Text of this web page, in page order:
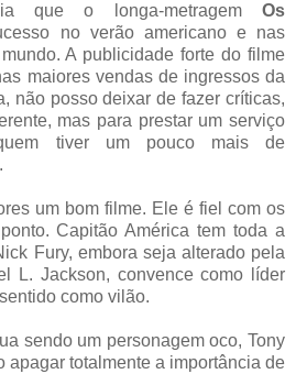
que o longa-metragem Os
no verão americano e nas
A publicidade forte do filme
maiores vendas de ingressos da
não posso deixar de fazer críticas,
mas para prestar um serviço
tiver um pouco mais de
um bom filme. Ele é fiel com os
Capitão América tem toda a
Fury, embora seja alterado pela
L. Jackson, convence como líder
como vilão.
sendo um personagem oco, Tony
apagar totalmente a importância de